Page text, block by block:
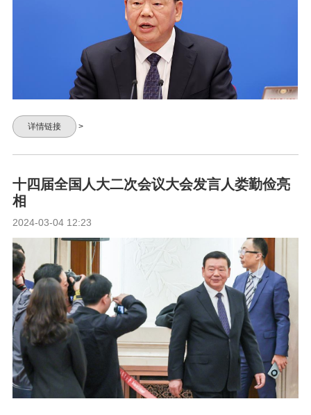
详情链接 >
十四届全国人大二次会议大会发言人娄勤俭亮
相
2024-03-04 12:23